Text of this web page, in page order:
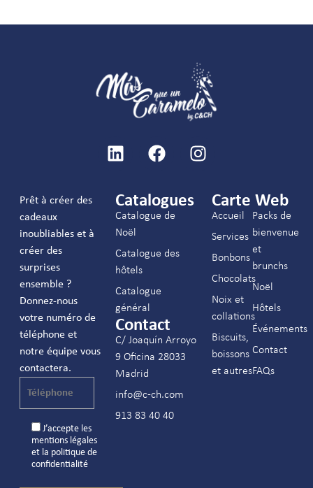
Prêt à créer des
cadeaux
inoubliables et à
créer des
surprises
ensemble ?
Donnez-nous
votre numéro de
téléphone et
notre équipe vous
contactera.
J’accepte les
mentions légales
et la politique de
confidentialité
Catalogues
Catalogue de
Noël
Catalogue des
hôtels
Catalogue
général
Contact
C/ Joaquín Arroyo
9 Oficina 28033
Madrid
info@c-ch.com
913 83 40 40
Carte Web
Accueil
Services
Bonbons
Chocolats
Noix et
collations
Biscuits,
boissons
et autres
Packs de
bienvenue
et
brunchs
Noël
Hôtels
Événements
Contact
FAQs